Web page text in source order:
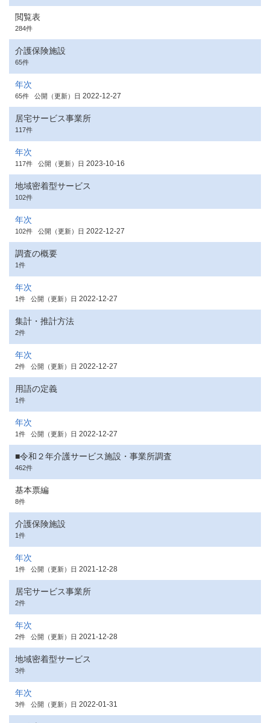
閲覧表
284件
介護保険施設
65件
年次
65件 公開（更新）日 2022-12-27
居宅サービス事業所
117件
年次
117件 公開（更新）日 2023-10-16
地域密着型サービス
102件
年次
102件 公開（更新）日 2022-12-27
調査の概要
1件
年次
1件 公開（更新）日 2022-12-27
集計・推計方法
2件
年次
2件 公開（更新）日 2022-12-27
用語の定義
1件
年次
1件 公開（更新）日 2022-12-27
■令和２年介護サービス施設・事業所調査
462件
基本票編
8件
介護保険施設
1件
年次
1件 公開（更新）日 2021-12-28
居宅サービス事業所
2件
年次
2件 公開（更新）日 2021-12-28
地域密着型サービス
3件
年次
3件 公開（更新）日 2022-01-31